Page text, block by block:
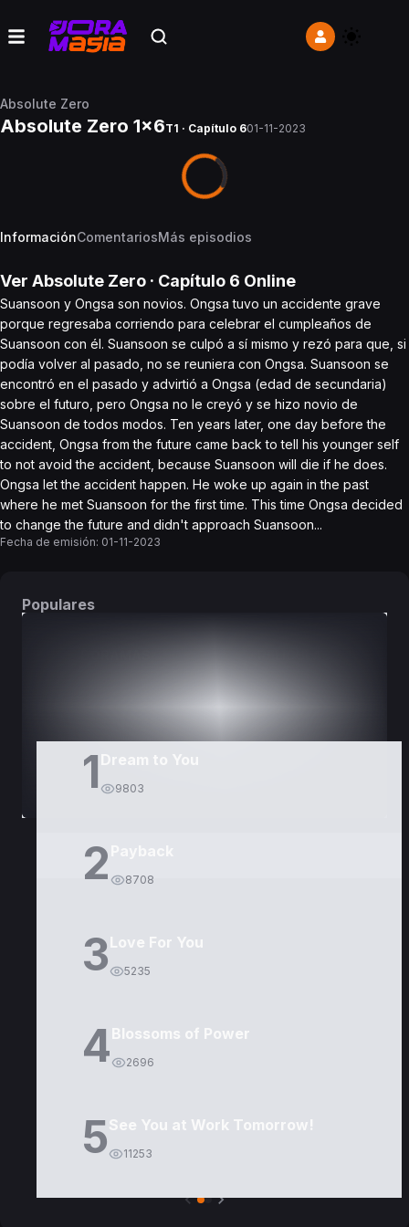
Absolute Zero
Absolute Zero 1x6T1 · Capítulo 601-11-2023
InformaciónComentariosMás episodios
Ver Absolute Zero · Capítulo 6 Online
Suansoon y Ongsa son novios. Ongsa tuvo un accidente grave
porque regresaba corriendo para celebrar el cumpleaños de
Suansoon con él. Suansoon se culpó a sí mismo y rezó para que, si
podía volver al pasado, no se reuniera con Ongsa. Suansoon se
encontró en el pasado y advirtió a Ongsa (edad de secundaria)
sobre el futuro, pero Ongsa no le creyó y se hizo novio de
Suansoon de todos modos. Ten years later, one day before the
accident, Ongsa from the future came back to tell his younger self
to not avoid the accident, because Suansoon will die if he does.
Ongsa let the accident happen. He woke up again in the past
where he met Suansoon for the first time. This time Ongsa decided
to change the future and didn't approach Suansoon...
Fecha de emisión: 01-11-2023
Populares
1 Dream to You
9803
2 8708
3Love For You
5235
4Blossoms of Power
2696
5See You at Work Tomorrow!
11253